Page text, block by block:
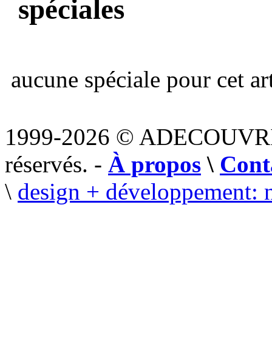
spéciales
aucune spéciale pour cet
1999-2026 ©
réservés. - À propos \
\ design + développement: